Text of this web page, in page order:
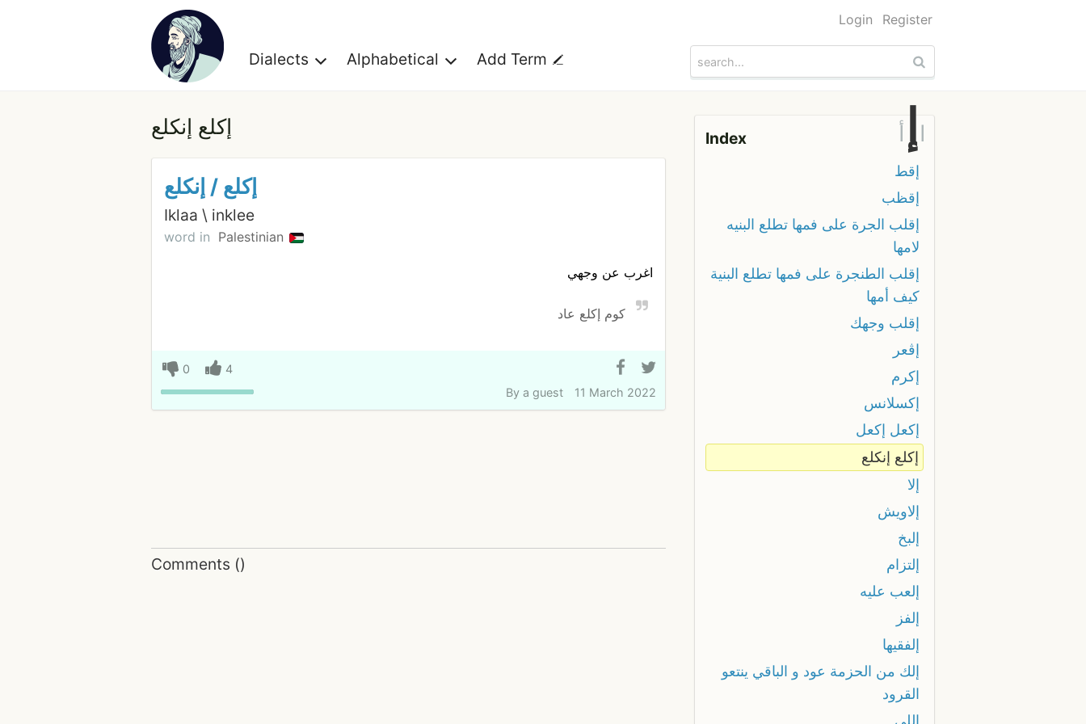
Dialects Alphabetical Add Term
Login Register
إكلع إنكلع
إكلع / إنكلع
Iklaa \ inklee
word in Palestinian
اغرب عن وجهي
كوم إكلع عاد
0
4
By a guest 11 March 2022
Comments ()
Index أ إا
إقط
إقظب
إقلب الجرة على فمها تطلع البنيه
لامها
إقلب الطنجرة على فمها تطلع البنية
كيف أمها
إقلب وجهك
إڨعر
إكرم
إكسلانس
إكعل إكعل
إكلع إنكلع
إلا
إلاويش
إلبخ
إلتزام
إلعب عليه
إلفز
إلفقيها
إلك من الحزمة عود و الباقي ينتعو
القرود
إللي